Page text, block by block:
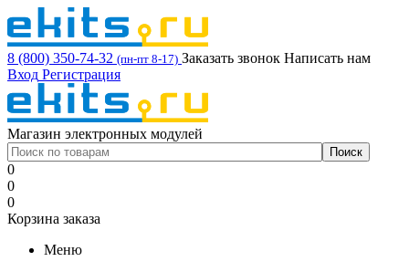
8 (800) 350-74-32 (пн-пт 8-17) Заказать звонок Написать нам
Вход Регистрация
Магазин электронных модулей
0
0
0
Корзина заказа
Меню